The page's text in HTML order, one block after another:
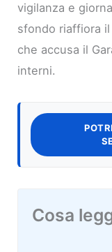
vigilanza e
sfondo riaffiora
che accusa il
interni.
Cosa